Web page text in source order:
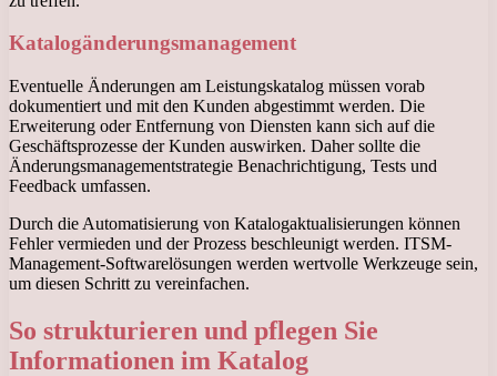
Katalogänderungsmanagement
Eventuelle Änderungen am Leistungskatalog müssen vorab
dokumentiert und mit den Kunden abgestimmt werden. Die
Erweiterung oder Entfernung von Diensten kann sich auf die
Geschäftsprozesse der Kunden auswirken. Daher sollte die
Änderungsmanagementstrategie Benachrichtigung, Tests und
Feedback umfassen.
Durch die Automatisierung von Katalogaktualisierungen können
Fehler vermieden und der Prozess beschleunigt werden. ITSM-
Management-Softwarelösungen werden wertvolle Werkzeuge sein,
um diesen Schritt zu vereinfachen.
So strukturieren und pflegen Sie
Informationen im Katalog